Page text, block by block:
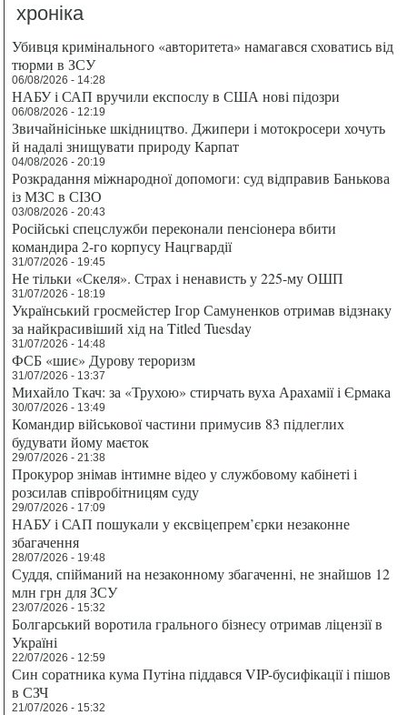
хроніка
Убивця кримінального «авторитета» намагався сховатись від
тюрми в ЗСУ
06/08/2026 - 14:28
НАБУ і САП вручили експослу в США нові підозри
06/08/2026 - 12:19
Звичайнісіньке шкідництво. Джипери і мотокросери хочуть
й надалі знищувати природу Карпат
04/08/2026 - 20:19
Розкрадання міжнародної допомоги: суд відправив Банькова
із МЗС в СІЗО
03/08/2026 - 20:43
Російські спецслужби переконали пенсіонера вбити
командира 2-го корпусу Нацгвардії
31/07/2026 - 19:45
Не тільки «Скеля». Страх і ненависть у 225-му ОШП
31/07/2026 - 18:19
Український гросмейстер Ігор Самуненков отримав відзнаку
за найкрасивіший хід на Titled Tuesday
31/07/2026 - 14:48
ФСБ «шиє» Дурову тероризм
31/07/2026 - 13:37
Михайло Ткач: за «Трухою» стирчать вуха Арахамії і Єрмака
30/07/2026 - 13:49
Командир військової частини примусив 83 підлеглих
будувати йому маєток
29/07/2026 - 21:38
Прокурор знімав інтимне відео у службовому кабінеті і
розсилав співробітницям суду
29/07/2026 - 17:09
НАБУ і САП пошукали у ексвіцепрем’єрки незаконне
збагачення
28/07/2026 - 19:48
Суддя, спійманий на незаконному збагаченні, не знайшов 12
млн грн для ЗСУ
23/07/2026 - 15:32
Болгарський воротила грального бізнесу отримав ліцензії в
Україні
22/07/2026 - 12:59
Син соратника кума Путіна піддався VIP-бусифікації і пішов
в СЗЧ
21/07/2026 - 15:32